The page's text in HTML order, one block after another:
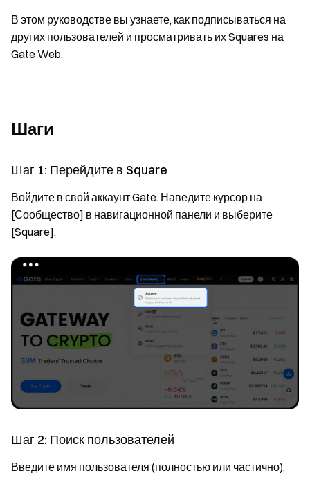
В этом руководстве вы узнаете, как подписываться на
других пользователей и просматривать их Squares на
Gate Web.
Шаги
Шаг 1: Перейдите в Square
Войдите в свой аккаунт Gate. Наведите курсор на
[Сообщество] в навигационной панели и выберите
[Square].
Шаг 2: Поиск пользователей
Введите имя пользователя (полностью или частично),